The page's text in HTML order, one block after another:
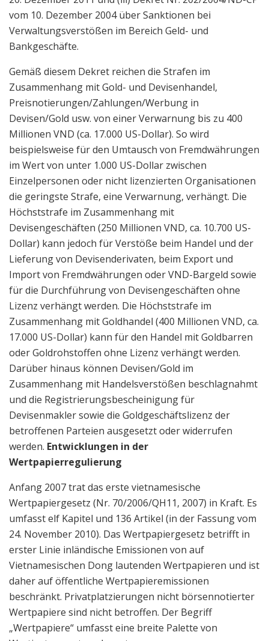
vom 10. Dezember 2004 über Sanktionen bei
Verwaltungsverstößen im Bereich Geld- und
Bankgeschäfte.
Gemäß diesem Dekret reichen die Strafen im
Zusammenhang mit Gold- und Devisenhandel,
Preisnotierungen/Zahlungen/Werbung in
Devisen/Gold usw. von einer Verwarnung bis zu 400
Millionen VND (ca. 17.000 US-Dollar). So wird
beispielsweise für den Umtausch von Fremdwährungen
im Wert von unter 1.000 US-Dollar zwischen
Einzelpersonen oder nicht lizenzierten Organisationen
die geringste Strafe, eine Verwarnung, verhängt. Die
Höchststrafe im Zusammenhang mit
Devisengeschäften (250 Millionen VND, ca. 10.700 US-
Dollar) kann jedoch für Verstöße beim Handel und der
Lieferung von Devisenderivaten, beim Export und
Import von Fremdwährungen oder VND-Bargeld sowie
für die Durchführung von Devisengeschäften ohne
Lizenz verhängt werden. Die Höchststrafe im
Zusammenhang mit Goldhandel (400 Millionen VND, ca.
17.000 US-Dollar) kann für den Handel mit Goldbarren
oder Goldrohstoffen ohne Lizenz verhängt werden.
Darüber hinaus können Devisen/Gold im
Zusammenhang mit Handelsverstößen beschlagnahmt
und die Registrierungsbescheinigung für
Devisenmakler sowie die Goldgeschäftslizenz der
betroffenen Parteien ausgesetzt oder widerrufen
werden. Entwicklungen in der
Wertpapierregulierung
Anfang 2007 trat das erste vietnamesische
Wertpapiergesetz (Nr. 70/2006/QH11, 2007) in Kraft. Es
umfasst elf Kapitel und 136 Artikel (in der Fassung vom
24. November 2010). Das Wertpapiergesetz betrifft in
erster Linie inländische Emissionen von auf
Vietnamesischen Dong lautenden Wertpapieren und ist
daher auf öffentliche Wertpapieremissionen
beschränkt. Privatplatzierungen nicht börsennotierter
Wertpapiere sind nicht betroffen. Der Begriff
„Wertpapiere“ umfasst eine breite Palette von